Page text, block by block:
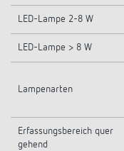
LED-Lampe 2-8 W
LED-Lampe > 8 W
Lampenarten
Erfassungsbereich quer
gehend